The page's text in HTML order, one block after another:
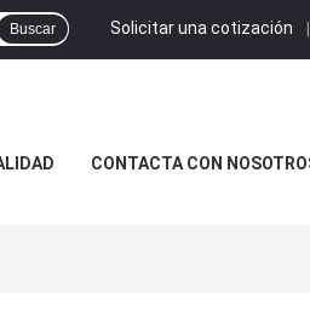
Solicitar una cotización |
Buscar
CONTACTA CON